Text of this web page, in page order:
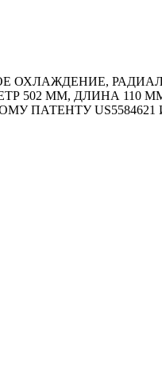
ОХЛАЖДЕНИЕ,
502 ММ, ДЛИНА 110
ПАТЕНТУ